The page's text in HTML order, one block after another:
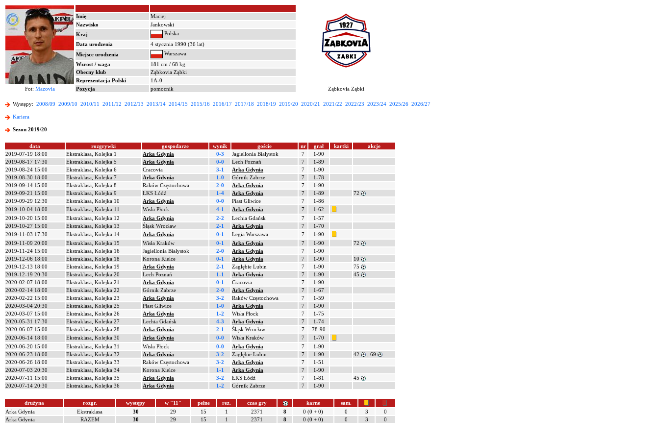
Imię
Maciej
Nazwisko
Jankowski
Kraj
Polska
Data urodzenia
4 stycznia 1990 (36 lat)
Miejsce urodzenia
Warszawa
Wzrost / waga
181 cm / 68 kg
Obecny klub
Ząbkovia Ząbki
Reprezentacja Polski
1A-0
Fot: Mazovia Pozycja pomocnik Ząbkovia Ząbki
Występy: 2008/09 2009/10 2010/11 2011/12 2012/13 2013/14 2014/15 2015/16 2016/17 2017/18 2018/19 2019/20 2020/21 2021/22 2022/23 2023/24 2025/26 2026/27
Kariera
Sezon 2019/20
data rozgrywki gospodarze wynik goście nr grał kartki
akcje
2019-07-19 18:00
Ekstraklasa, Kolejka 1 Arka Gdynia 0-3 Jagiellonia Białystok 7
1-90
2019-08-17 17:30
Ekstraklasa, Kolejka 5 Arka Gdynia 0-0 Lech Poznań 7
1-89
2019-08-24 15:00
Ekstraklasa, Kolejka 6 Cracovia 3-1 Arka Gdynia 7
1-90
2019-08-30 18:00
Ekstraklasa, Kolejka 7 Arka Gdynia 1-0 Górnik Zabrze 7
1-78
2019-09-14 15:00
Ekstraklasa, Kolejka 8 Raków Częstochowa 2-0 Arka Gdynia 7
1-90
2019-09-21 15:00
Ekstraklasa, Kolejka 9 ŁKS Łódź 1-4 Arka Gdynia 7 1-89
72
2019-09-29 12:30
Ekstraklasa, Kolejka 10 Arka Gdynia 0-0 Piast Gliwice 7
1-86
2019-10-04 18:00
Ekstraklasa, Kolejka 11 Wisła Płock 4-1 Arka Gdynia 7
1-62
2019-10-20 15:00
Ekstraklasa, Kolejka 12 Arka Gdynia 2-2 Lechia Gdańsk 7
1-57
2019-10-27 15:00
Ekstraklasa, Kolejka 13 Śląsk Wrocław 2-1 Arka Gdynia 7
1-70
2019-11-03 17:30
Ekstraklasa, Kolejka 14 Arka Gdynia 0-1 Legia Warszawa 7
1-90
2019-11-09 20:00
Ekstraklasa, Kolejka 15 Wisła Kraków 0-1 Arka Gdynia 7 1-90
72
2019-11-24 15:00
Ekstraklasa, Kolejka 16 Jagiellonia Białystok 2-0 Arka Gdynia 7
1-90
2019-12-06 18:00
Ekstraklasa, Kolejka 18 Korona Kielce 0-1 Arka Gdynia 7 1-90
10
2019-12-13 18:00
Ekstraklasa, Kolejka 19 Arka Gdynia 2-1 Zagłębie Lubin 7 1-90
75
2019-12-19 20:30
Ekstraklasa, Kolejka 20 Lech Poznań 1-1 Arka Gdynia 7 1-90
45
2020-02-07 18:00
Ekstraklasa, Kolejka 21 Arka Gdynia 0-1 Cracovia 7
1-90
2020-02-14 18:00
Ekstraklasa, Kolejka 22 Górnik Zabrze 2-0 Arka Gdynia 7
1-67
2020-02-22 15:00
Ekstraklasa, Kolejka 23 Arka Gdynia 3-2 Raków Częstochowa 7
1-59
2020-03-04 20:30
Ekstraklasa, Kolejka 25 Piast Gliwice 1-0 Arka Gdynia 7
1-90
2020-03-07 15:00
Ekstraklasa, Kolejka 26 Arka Gdynia 1-2 Wisła Płock 7
1-75
2020-05-31 17:30
Ekstraklasa, Kolejka 27 Lechia Gdańsk 4-3 Arka Gdynia 7
1-74
2020-06-07 15:00
Ekstraklasa, Kolejka 28 Arka Gdynia 2-1 Śląsk Wrocław 7
78-90
2020-06-14 18:00
Ekstraklasa, Kolejka 30 Arka Gdynia 0-0 Wisła Kraków 7
1-70
2020-06-20 15:00
Ekstraklasa, Kolejka 31 Wisła Płock 0-0 Arka Gdynia 7
1-90
2020-06-23 18:00
Ekstraklasa, Kolejka 32 Arka Gdynia 3-2 Zagłębie Lubin 7 1-90 42
, 69
2020-06-26 18:00
Ekstraklasa, Kolejka 33 Raków Częstochowa 3-2 Arka Gdynia 7
1-51
2020-07-03 20:30
Ekstraklasa, Kolejka 34 Korona Kielce 1-1 Arka Gdynia 7
1-90
2020-07-11 15:00
Ekstraklasa, Kolejka 35 Arka Gdynia 3-2 ŁKS Łódź 7 1-81
45
2020-07-14 20:30
Ekstraklasa, Kolejka 36 Arka Gdynia 1-2 Górnik Zabrze 7 1-90
drużyna rozgr. występy w "11" pełne rez. czas gry karne
sam.
Arka Gdynia
Ekstraklasa 30 29 15 1 2371 8 0 (0 + 0) 0 3
0
Arka Gdynia
RAZEM 30 29 15 1 2371 8 0 (0 + 0) 0 3 0